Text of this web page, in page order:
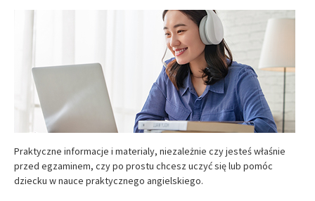
Praktyczne informacje i materialy, niezależnie czy jesteś właśnie
przed egzaminem, czy po prostu chcesz uczyć się lub pomóc
dziecku w nauce praktycznego angielskiego.